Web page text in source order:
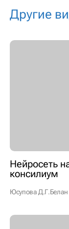
Другие
Нейросеть
консилиум
Юсупова Д.Г.